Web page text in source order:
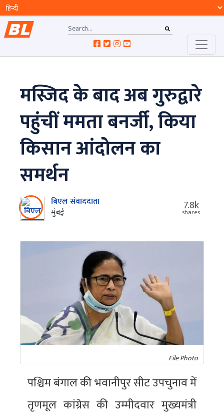
मस्जिद के बाद अब गुरुद्वारे
पहुंचीं ममता बनर्जी, किया
किसान आंदोलन का
समर्थन
बिएल संवाददाता
मुंबई
7.8k
shares
File Photo
पश्चिम बंगाल की भवानीपुर सीट उपचुनाव में
तृणमूल कांग्रेस की उम्मीदवार मुख्यमंत्री